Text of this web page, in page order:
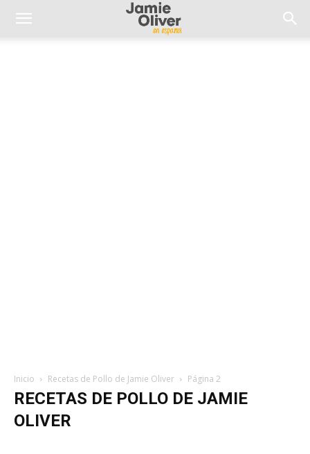
Inicio Recetas de Pollo de Jamie Oliver Página 2
RECETAS DE POLLO DE JAMIE
OLIVER